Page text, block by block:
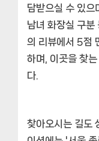
담받으실 수 있으
남녀 화장실 구분
의 리뷰에서 5점
하며, 이곳을 찾
다.
찾아오시는 길도